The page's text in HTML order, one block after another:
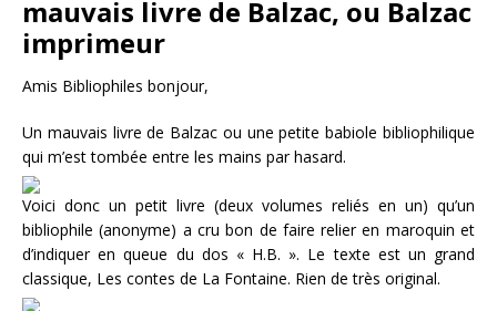
mauvais livre de Balzac, ou Balzac
imprimeur
Amis Bibliophiles bonjour,
Un mauvais livre de Balzac ou une petite babiole bibliophilique
qui m’est tombée entre les mains par hasard.
Voici donc un petit livre (deux volumes reliés en un) qu’un
bibliophile (anonyme) a cru bon de faire relier en maroquin et
d’indiquer en queue du dos « H.B. ». Le texte est un grand
classique, Les contes de La Fontaine. Rien de très original.